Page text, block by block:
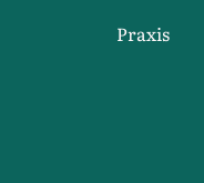
Praxis